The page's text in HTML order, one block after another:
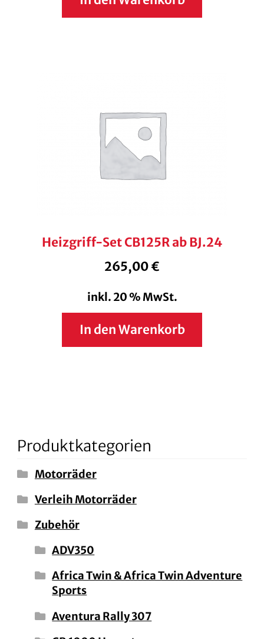
Heizgriff-Set CB125R ab BJ.24
265,00€
inkl. 20 % MwSt.
In den Warenkorb
Produktkategorien
Motorräder
Verleih Motorräder
Zubehör
ADV350
Africa Twin & Africa Twin Adventure
Sports
Aventura Rally 307